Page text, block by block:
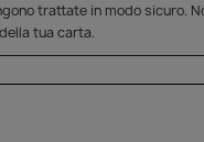
trattate in modo sicuro.
tua carta.